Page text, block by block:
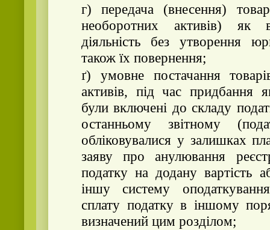
г) передача (внесення)
необоротних активів) як
діяльність без утворення
також їх повернення;
ґ) умовне постачання
активів, під час придбання
були включені до складу
останньому звітному
обліковувалися у залишках
заяву про анулювання
податку на додану вартість
іншу систему
сплату податку в іншому
визначений цим розділом;